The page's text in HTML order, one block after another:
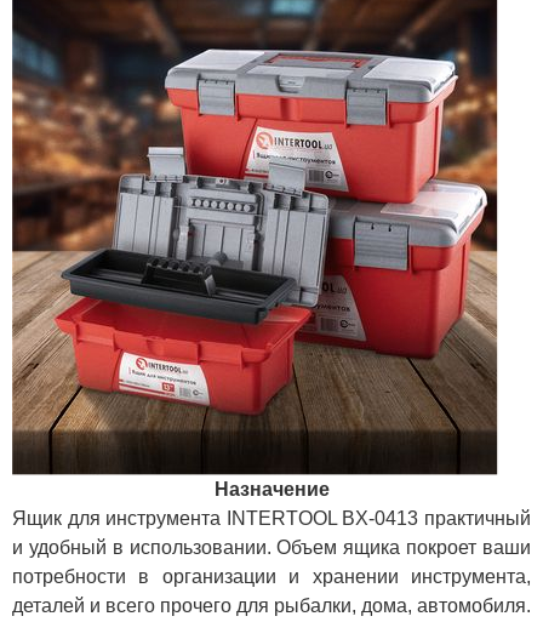
Назначение
Ящик для инструмента INTERTOOL BX-0413 практичный
и удобный в использовании. Объем ящика покроет ваши
потребности в организации и хранении инструмента,
деталей и всего прочего для рыбалки, дома, автомобиля.